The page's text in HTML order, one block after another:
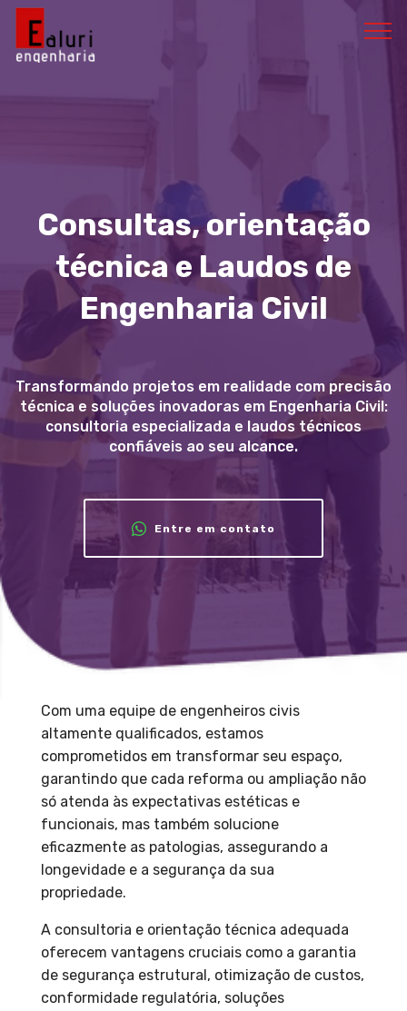
Consultas, orientação
técnica e Laudos de
Engenharia Civil
Transformando projetos em realidade com precisão
técnica e soluções inovadoras em Engenharia Civil:
consultoria especializada e laudos técnicos
confiáveis ao seu alcance.
Entre em contato
Com uma equipe de engenheiros civis
altamente qualificados, estamos
comprometidos em transformar seu espaço,
garantindo que cada reforma ou ampliação não
só atenda às expectativas estéticas e
funcionais, mas também solucione
eficazmente as patologias, assegurando a
longevidade e a segurança da sua
propriedade.
A consultoria e orientação técnica adequada
oferecem vantagens cruciais como a garantia
de segurança estrutural, otimização de custos,
conformidade regulatória, soluções